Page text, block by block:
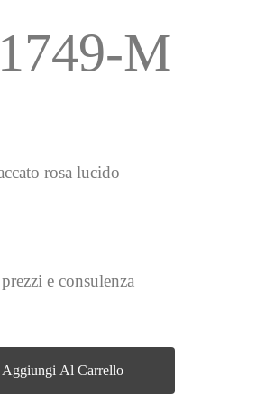
M
rosa lucido
e consulenza
Aggiungi Al Carrello